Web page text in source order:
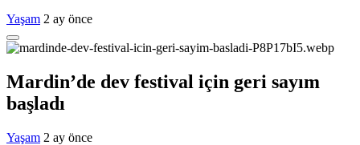
Yaşam 2 ay önce
Mardin’de dev festival için geri sayım
başladı
Yaşam 2 ay önce